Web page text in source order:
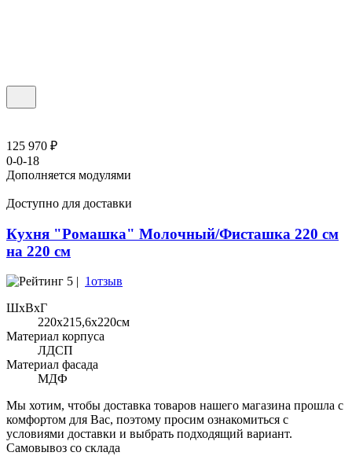
125 970 ₽
0-0-18
Дополняется модулями
Доступно для доставки
Кухня "Ромашка" Молочный/Фисташка 220 см
на 220 см
5 | 1отзыв
ШхВхГ
220x215,6х220см
Материал корпуса
ЛДСП
Материал фасада
МДФ
Мы хотим, чтобы доставка товаров нашего магазина прошла с
комфортом для Вас, поэтому просим ознакомиться с
условиями доставки и выбрать подходящий вариант.
Самовывоз со склада